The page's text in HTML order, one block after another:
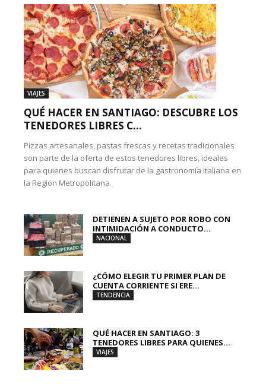
VIAJES
QUÉ HACER EN SANTIAGO: DESCUBRE LOS
TENEDORES LIBRES C...
Pizzas artesanales, pastas frescas y recetas tradicionales
son parte de la oferta de estos tenedores libres, ideales
para quienes buscan disfrutar de la gastronomía italiana en
la Región Metropolitana.
DETIENEN A SUJETO POR ROBO CON
INTIMIDACIÓN A CONDUCTO...
NACIONAL
¿CÓMO ELEGIR TU PRIMER PLAN DE
CUENTA CORRIENTE SI ERE...
TENDENCIA
QUÉ HACER EN SANTIAGO: 3
TENEDORES LIBRES PARA QUIENES...
VIAJES